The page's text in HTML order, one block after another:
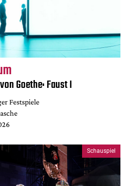
Goethe: Faust I
Festspiele
Schauspiel